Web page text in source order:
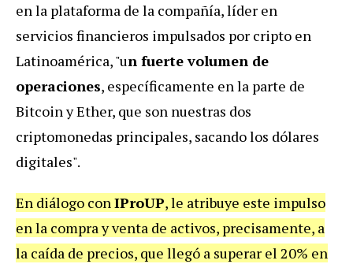
en la plataforma de la compañía, líder en
servicios financieros impulsados por cripto en
Latinoamérica, "un fuerte volumen de
operaciones, específicamente en la parte de
Bitcoin y Ether, que son nuestras dos
criptomonedas principales, sacando los dólares
digitales".
En diálogo conIProUP, le atribuye este impulso
en la compra y venta de activos, precisamente, a
la caída de precios, que llegó a superar el 20% en